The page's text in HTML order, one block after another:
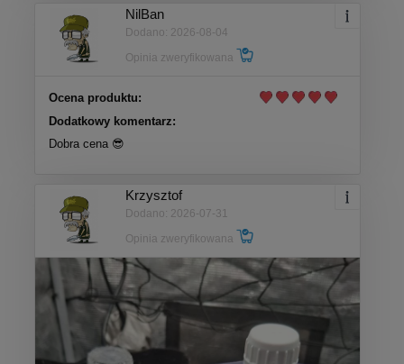
NilBan
Dodano: 2026-08-04
Opinia zweryfikowana
Ocena produktu:
Dodatkowy komentarz:
Dobra cena 😎
Krzysztof
Dodano: 2026-07-31
Opinia zweryfikowana